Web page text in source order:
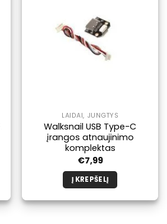
LAIDAI, JUNGTYS
Walksnail USB Type-C
įrangos atnaujinimo
komplektas
€7,99
Į KREPŠELĮ